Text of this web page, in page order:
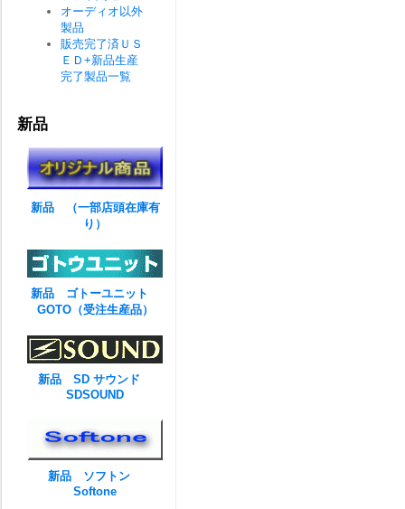
オーディオ以外
製品
販売完了済ＵＳ
ＥＤ+新品生産
完了製品一覧
新品
新品 （一部店頭在庫有
り）
新品 ゴトーユニット
GOTO（受注生産品）
新品 SD サウンド
SDSOUND
新品 ソフトン
Softone